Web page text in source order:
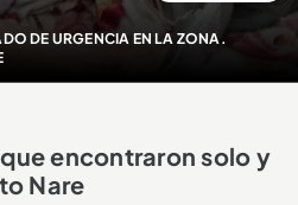
DE URGENCIA EN LA ZONA.
encontraron solo y
Nare